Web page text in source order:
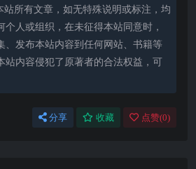
站所有文章，如无特殊说明或标注，均
个人或组织，在未征得本站同意时，
、发布本站内容到任何网站、书籍等
站内容侵犯了原著者的合法权益，可
分享 收藏 点赞(0)